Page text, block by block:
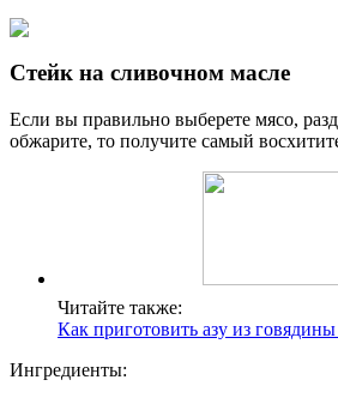
Стейк на сливочном масле
Если вы правильно выберете мясо,
обжарите, то получите самый
Читайте также:
Как приготовить азу из
Ингредиенты: